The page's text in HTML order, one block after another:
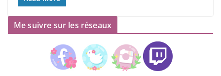
Me suivre sur les réseaux